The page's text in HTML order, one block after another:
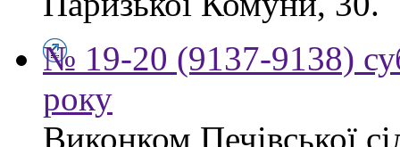
№ 19-20 (9137-9138)
року
Виконком Печівської